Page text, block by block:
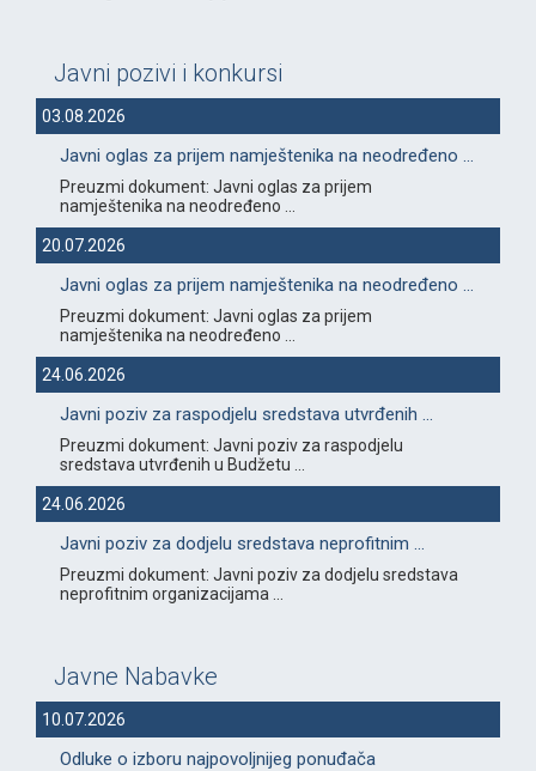
Javni pozivi i konkursi
03.08.2026
Javni oglas za prijem namještenika na neodređeno ...
Preuzmi dokument: Javni oglas za prijem
namještenika na neodređeno ...
20.07.2026
Javni oglas za prijem namještenika na neodređeno ...
Preuzmi dokument: Javni oglas za prijem
namještenika na neodređeno ...
24.06.2026
Javni poziv za raspodjelu sredstava utvrđenih ...
Preuzmi dokument: Javni poziv za raspodjelu
sredstava utvrđenih u Budžetu ...
24.06.2026
Javni poziv za dodjelu sredstava neprofitnim ...
Preuzmi dokument: Javni poziv za dodjelu sredstava
neprofitnim organizacijama ...
Javne Nabavke
10.07.2026
Odluke o izboru najpovoljnijeg ponuđača